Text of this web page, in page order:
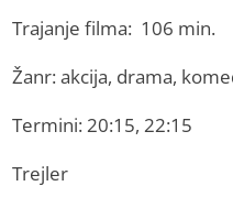
Trajanje filma: 106 min.
Žanr: akcija, drama,
Termini: 20:15, 22:15
Trejler